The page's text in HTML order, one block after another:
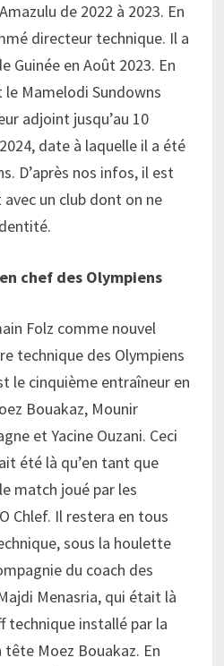
de 2022 à 2023. En
directeur technique. Il a
Guinée en Août 2023. En
Mamelodi Sundowns
adjoint jusqu’au 10
date à laquelle il a été
D’après nos infos, il est
un club dont on ne
chef des Olympiens
Folz comme nouvel
technique des Olympiens
le cinquième entraîneur en
Bouakaz, Mounir
et Yacine Ouzani. Ceci
été là qu’en tant que
match joué par les
Chlef. Il restera en tous
sous la houlette
du coach des
Menasria, qui était là
technique installé par la
Moez Bouakaz. En